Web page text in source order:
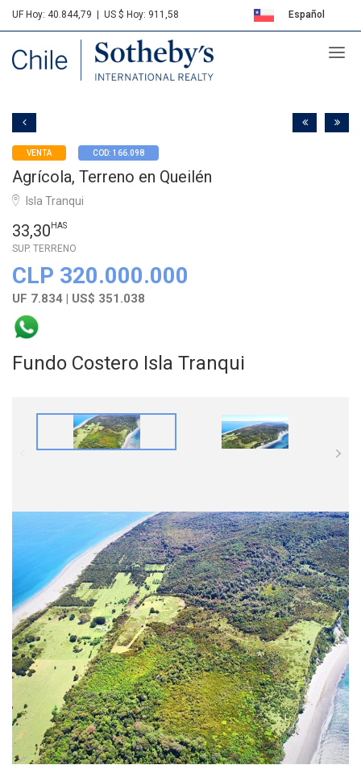
UF Hoy: 40.844,79 US $ Hoy: 911,58 Español
Sotheby's
VENTA COD: 166.098
Agrícola, Terreno en Queilén
Isla Tranqui
33,30 HAS
SUP. TERRENO
CLP 320.000.000
UF 7.834 | US$ 351.038
Fundo Costero Isla Tranqui